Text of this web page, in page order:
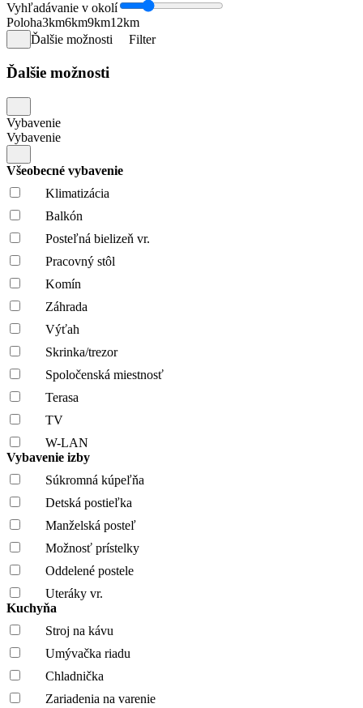
Vyhľadávanie v okolí
Poloha3km6km9km12km
Ďalšie možnosti
Filter
Ďalšie možnosti
Vybavenie
Vybavenie
Všeobecné vybavenie
Klimatizácia
Balkón
Posteľná bielizeň vr.
Pracovný stôl
Komín
Záhrada
Výťah
Skrinka/trezor
Spoločenská miestnosť
Terasa
TV
W-LAN
Vybavenie izby
Súkromná kúpeľňa
Detská postieľka
Manželská posteľ
Možnosť prístelky
Oddelené postele
Uteráky vr.
Kuchyňa
Stroj na kávu
Umývačka riadu
Chladnička
Zariadenia na varenie